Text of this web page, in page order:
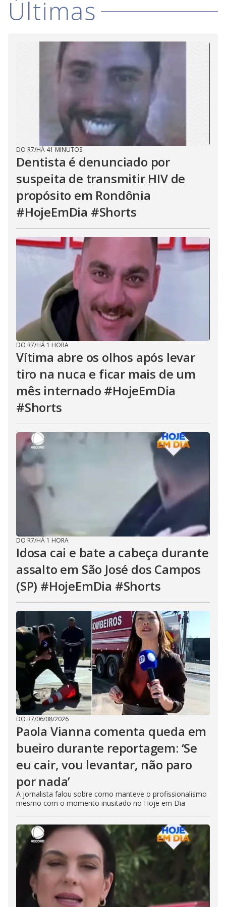
i
d
e
o
Últimas
DO R7/HÁ 41 MINUTOS
Dentista é denunciado por
suspeita de transmitir HIV de
propósito em Rondônia
#HojeEmDia #Shorts
DO R7/HÁ 1 HORA
Vítima abre os olhos após levar
tiro na nuca e ficar mais de um
mês internado #HojeEmDia
#Shorts
DO R7/HÁ 1 HORA
Idosa cai e bate a cabeça durante
assalto em São José dos Campos
(SP) #HojeEmDia #Shorts
DO R7/06/08/2026
Paola Vianna comenta queda em
bueiro durante reportagem: ‘Se
eu cair, vou levantar, não paro
por nada’
A jornalista falou sobre como manteve o profissionalismo
mesmo com o momento inusitado no Hoje em Dia